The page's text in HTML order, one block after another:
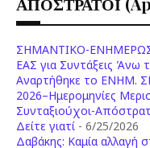
ΣΗΜΑΝΤΙΚΟ-
ΕΑΣ για Συντάξεις Άνω
Aναρτήθηκε το ENHM.
2026–Ημερομηνίες
Συνταξιούχοι-
Δείτε γιατί - 6/25/2026
Δαβάκης: Καμία αλλαγή